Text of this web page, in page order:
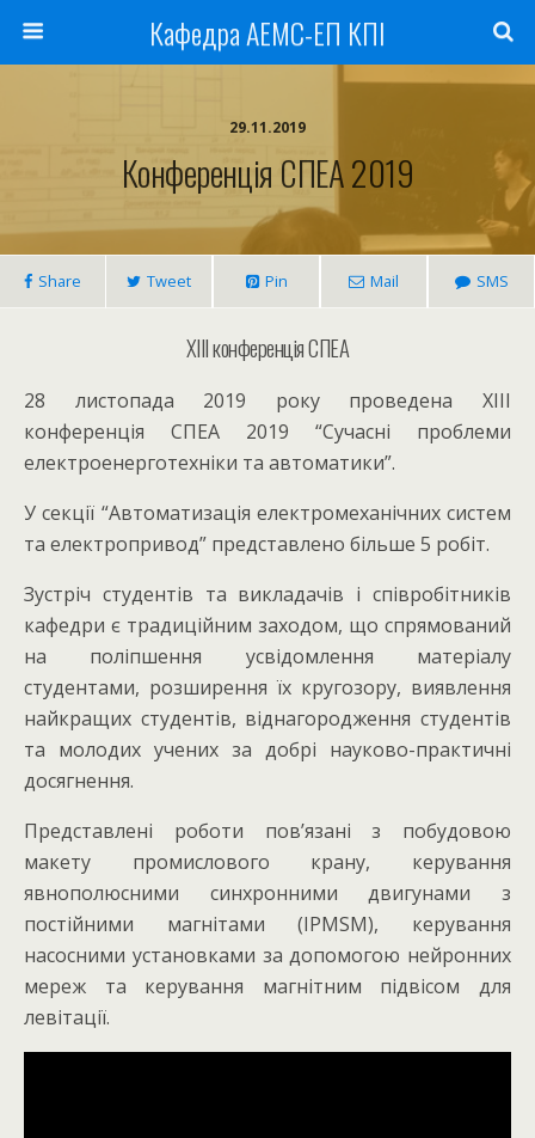
Кафедра АЕМС-ЕП КПІ
29.11.2019
Конференція СПЕА 2019
Share Tweet Pin Mail SMS
ХIII конференція СПЕА
28 листопада 2019 року проведена ХIII
конференція СПЕА 2019 “Сучасні проблеми
електроенерготехніки та автоматики”.
У секції “Автоматизація електромеханічних систем
та електропривод” представлено більше 5 робіт.
Зустріч студентів та викладачів і співробітників
кафедри є традиційним заходом, що спрямований
на поліпшення усвідомлення матеріалу
студентами, розширення їх кругозору, виявлення
найкращих студентів, віднагородження студентів
та молодих учених за добрі науково-практичні
досягнення.
Представлені роботи пов’язані з побудовою
макету промислового крану, керування
явнополюсними синхронними двигунами з
постійними магнітами (IPMSM), керування
насосними установками за допомогою нейронних
мереж та керування магнітним підвісом для
левітації.